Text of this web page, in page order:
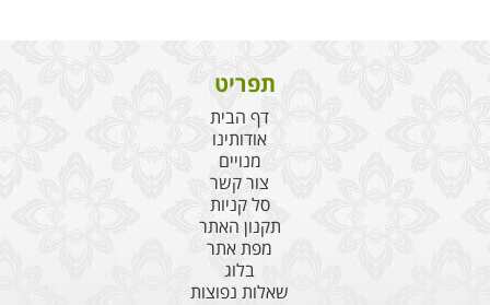
תפריט
דף הבית
אודותינו
מנויים
צור קשר
סל קניות
תקנון האתר
מפת אתר
בלוג
שאלות נפוצות